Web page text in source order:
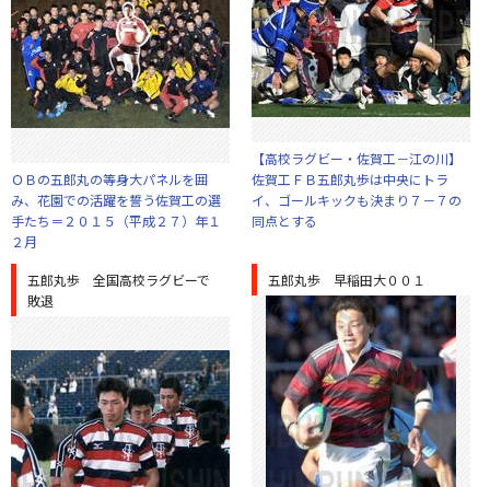
ＯＢの五郎丸の等身大パネルを囲
み、花園での活躍を誓う佐賀工の選
手たち＝２０１５（平成２７）年１
２月
【高校ラグビー・佐賀工－江の川】
佐賀工ＦＢ五郎丸歩は中央にトラ
イ、ゴールキックも決まり７－７の
同点とする
五郎丸歩 全国高校ラグビーで
敗退
五郎丸歩 早稲田大００１